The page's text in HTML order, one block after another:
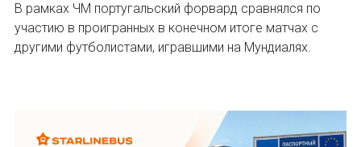
В рамках ЧМ португальский форвард сравнялся по
участию в проигранных в конечном итоге матчах с
другими футболистами, игравшими на Мундиалях.